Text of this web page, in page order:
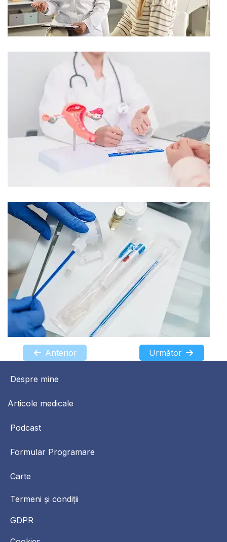
Anterior Următor
Despre mine
Articole medicale
Podcast
Formular Programare
Carte
Termeni și condiții
GDPR